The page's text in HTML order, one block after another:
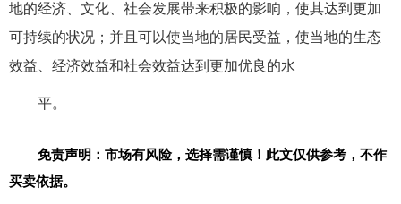
地的经济、文化、社会发展带来积极的影响，使其达到更加
可持续的状况；并且可以使当地的居民受益，使当地的生态
效益、经济效益和社会效益达到更加优良的水
平。
免责声明：市场有风险，选择需谨慎！此文仅供参考，不作
买卖依据。